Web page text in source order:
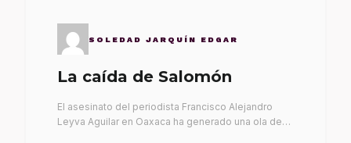
SOLEDAD JARQUÍN EDGAR
La caída de Salomón
El asesinato del periodista Francisco Alejandro
Leyva Aguilar en Oaxaca ha generado una ola de…